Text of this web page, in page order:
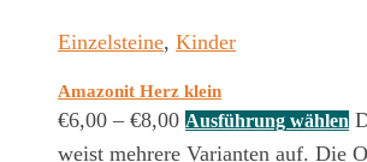
Einzelsteine, Kinder
Amazonit Herz klein
€6,00 – €8,00 Ausführung wählen
weist mehrere Varianten auf. Die